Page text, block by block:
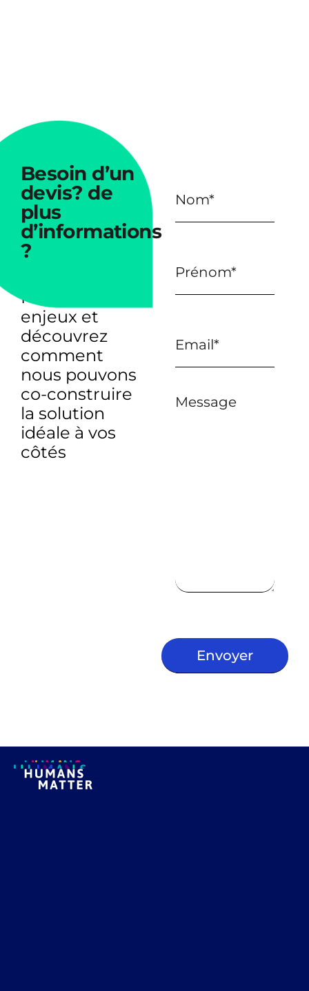
Besoin d’un
devis? de
plus
d’informations
?
Parlons de vos
enjeux et
découvrez
comment
nous pouvons
co-construire
la solution
idéale à vos
côtés
Message